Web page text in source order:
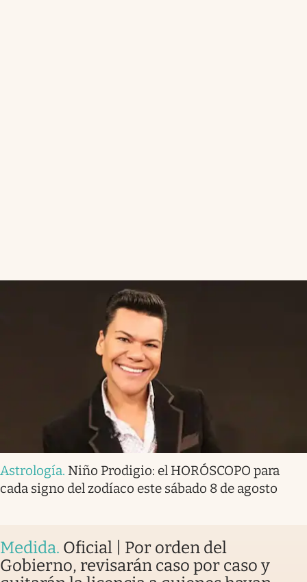
Astrología. Niño Prodigio: el HORÓSCOPO para
cada signo del zodíaco este sábado 8 de agosto
Medida. Oficial | Por orden del
Gobierno, revisarán caso por caso y